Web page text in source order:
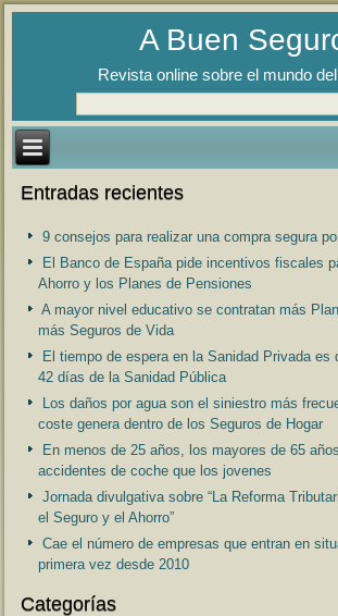
A Buen
Revista online sobre el mundo
Entradas recientes
9 consejos para realizar una compra segura
El Banco de España pide incentivos fiscales
Ahorro y los Planes de Pensiones
A mayor nivel educativo se contratan más
más Seguros de Vida
El tiempo de espera en la Sanidad Privada es
42 días de la Sanidad Pública
Los daños por agua son el siniestro más
coste genera dentro de los Seguros de Hogar
En menos de 25 años, los mayores de 65
accidentes de coche que los jovenes
Jornada divulgativa sobre “La Reforma
el Seguro y el Ahorro”
Cae el número de empresas que entran en
primera vez desde 2010
Categorías